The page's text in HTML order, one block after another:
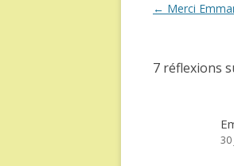
Navigation
← Merci
7 réflexions
30